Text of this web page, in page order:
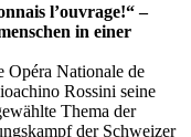
l’ouvrage!“ –
in einer
Opéra Nationale de
Rossini seine
Thema der
der Schweizer